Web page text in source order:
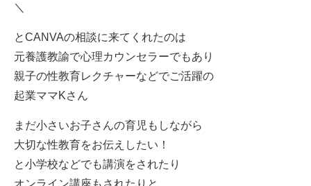
＼
とCANVAの相談に来てくれたのは
元養護教諭で心理カウンセラーでもあり
親子の性教育レクチャーなどでご活躍の
起業ママKさん
まだ小さいお子さんの育児もしながら
大切な性教育をお伝えしたい！
と小学校などでも講演をされたり
オンライン講座もされたりと